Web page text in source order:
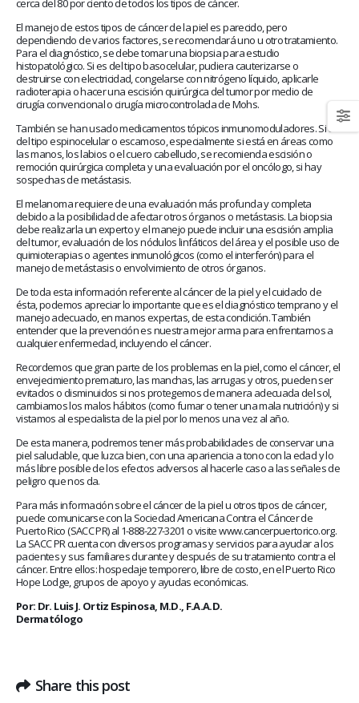
cerca del 80 por ciento de todos los tipos de cáncer.
El manejo de estos tipos de cáncer de la piel es parecido, pero
dependiendo de varios factores, se recomendará uno u otro tratamiento.
Para el diagnóstico, se debe tomar una biopsia para estudio
histopatológico. Si es del tipo basocelular, pudiera cauterizarse o
destruirse con electricidad, congelarse con nitrógeno líquido, aplicarle
radioterapia o hacer una escisión quirúrgica del tumor por medio de
cirugía convencional o cirugía microcontrolada de Mohs.
También se han usado medicamentos tópicos inmunomoduladores. Si es
del tipo espinocelular o escamoso, especialmente si está en áreas como
las manos, los labios o el cuero cabelludo, se recomienda escisión o
remoción quirúrgica completa y una evaluación por el oncólogo, si hay
sospechas de metástasis.
El melanoma requiere de una evaluación más profunda y completa
debido a la posibilidad de afectar otros órganos o metástasis. La biopsia
debe realizarla un experto y el manejo puede incluir una escisión amplia
del tumor, evaluación de los nódulos linfáticos del área y el posible uso de
quimioterapias o agentes inmunológicos (como el interferón) para el
manejo de metástasis o envolvimiento de otros órganos.
De toda esta información referente al cáncer de la piel y el cuidado de
ésta, podemos apreciar lo importante que es el diagnóstico temprano y el
manejo adecuado, en manos expertas, de esta condición. También
entender que la prevención es nuestra mejor arma para enfrentarnos a
cualquier enfermedad, incluyendo el cáncer.
Recordemos que gran parte de los problemas en la piel, como el cáncer, el
envejecimiento prematuro, las manchas, las arrugas y otros, pueden ser
evitados o disminuidos si nos protegemos de manera adecuada del sol,
cambiamos los malos hábitos (como fumar o tener una mala nutrición) y si
vistamos al especialista de la piel por lo menos una vez al año.
De esta manera, podremos tener más probabilidades de conservar una
piel saludable, que luzca bien, con una apariencia a tono con la edad y lo
más libre posible de los efectos adversos al hacerle caso a las señales de
peligro que nos da.
Para más información sobre el cáncer de la piel u otros tipos de cáncer,
puede comunicarse con la Sociedad Americana Contra el Cáncer de
Puerto Rico (SACC PR) al 1-888-227-3201 o visite www.cancerpuertorico.org.
La SACC PR cuenta con diversos programas y servicios para ayudar a los
pacientes y sus familiares durante y después de su tratamiento contra el
cáncer. Entre ellos: hospedaje temporero, libre de costo, en el Puerto Rico
Hope Lodge, grupos de apoyo y ayudas económicas.
Por: Dr. Luis J. Ortiz Espinosa, M.D., F.A.A.D.
Dermatólogo
Share this post
abrazar la salud oncológica
May 28, 2026